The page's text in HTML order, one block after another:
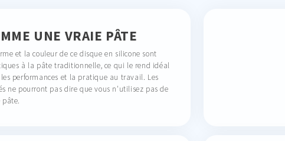
UNE VRAIE PÂTE
et la couleur de ce disque en silicone sont
à la pâte traditionnelle, ce qui le rend idéal
performances et la pratique au travail. Les
ne pourront pas dire que vous n'utilisez pas de
pâte.